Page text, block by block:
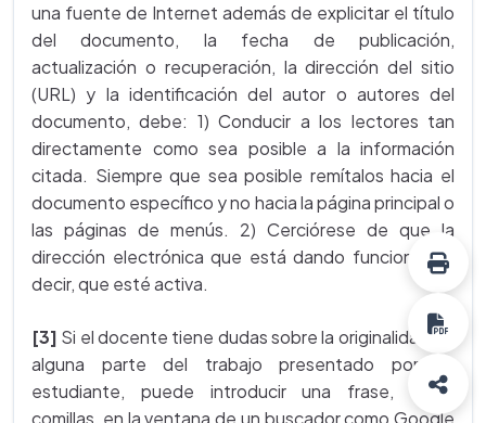
una fuente de Internet además de explicitar el título
del documento, la fecha de publicación,
actualización o recuperación, la dirección del sitio
(URL) y la identificación del autor o autores del
documento, debe: 1) Conducir a los lectores tan
directamente como sea posible a la información
citada. Siempre que sea posible remítalos hacia el
documento específico y no hacia la página principal o
las páginas de menús. 2) Cerciórese de que la
dirección electrónica que está dando funcione, es
decir, que esté activa.
[3] Si el docente tiene dudas sobre la originalidad de
alguna parte del trabajo presentado por un
estudiante, puede introducir una frase, entre
comillas, en la ventana de un buscador como Google